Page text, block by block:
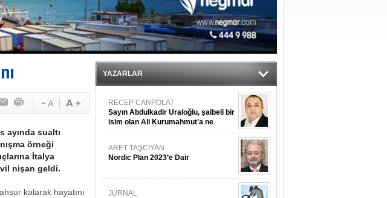
Ustanın yerini alamaz”
yüzer havuza omurga: NB26
için ‘Çağrı’!
Tanker, demirletildi
ayında sualtı
örneği
İtalya
nişan geldi.
kalarak hayatını
YAZARLAR
RECEP CANPOLAT
Sayın Abdulkadir Uraloğlu, şaibeli bir
isim olan Ali Kurumahmut’a ne
danışıyorsunuz?
ARET TAŞCIYAN
Nordic Plan 2023’e Dair
JURNAL